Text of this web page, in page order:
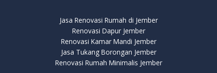
Jasa Renovasi Rumah di Jember
Renovasi Dapur Jember
Renovasi Kamar Mandi Jember
Jasa Tukang Borongan Jember
Renovasi Rumah Minimalis Jember